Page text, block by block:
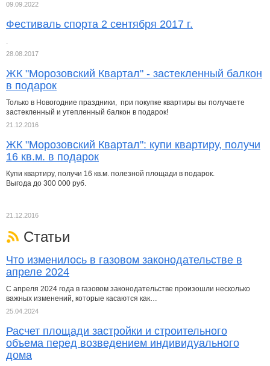
09.09.2022
Фестиваль спорта 2 сентября 2017 г.
.
28.08.2017
ЖК "Морозовский Квартал" - застекленный балкон
в подарок
Только в Новогодние праздники, при покупке квартиры вы получаете
застекленный и утепленный балкон в подарок!
21.12.2016
ЖК "Морозовский Квартал": купи квартиру, получи
16 кв.м. в подарок
Купи квартиру, получи 16 кв.м. полезной площади в подарок.
Выгода до 300 000 руб.
21.12.2016
Статьи
Что изменилось в газовом законодательстве в
апреле 2024
С апреля 2024 года в газовом законодательстве произошли несколько
важных изменений, которые касаются как…
25.04.2024
Расчет площади застройки и строительного
объема перед возведением индивидуального
дома